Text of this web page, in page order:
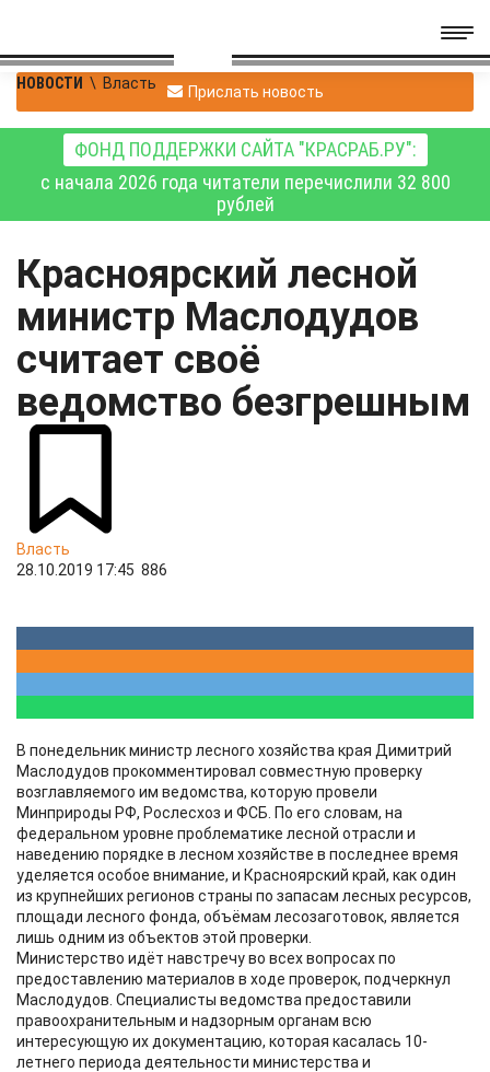
НОВОСТИ \ Власть Прислать новость
ФОНД ПОДДЕРЖКИ САЙТА "КРАСРАБ.РУ":
с начала 2026 года читатели перечислили 32 800
рублей
Красноярский лесной
министр Маслодудов
считает своё
ведомство безгрешным
Власть
28.10.2019 17:45 886
В понедельник министр лесного хозяйства края Димитрий
Маслодудов прокомментировал совместную проверку
возглавляемого им ведомства, которую провели
Минприроды РФ, Рослесхоз и ФСБ. По его словам, на
федеральном уровне проблематике лесной отрасли и
наведению порядке в лесном хозяйстве в последнее время
уделяется особое внимание, и Красноярский край, как один
из крупнейших регионов страны по запасам лесных ресурсов,
площади лесного фонда, объёмам лесозаготовок, является
лишь одним из объектов этой проверки.
Министерство идёт навстречу во всех вопросах по
предоставлению материалов в ходе проверок, подчеркнул
Маслодудов. Специалисты ведомства предоставили
правоохранительным и надзорным органам всю
интересующую их документацию, которая касалась 10-
летнего периода деятельности министерства и